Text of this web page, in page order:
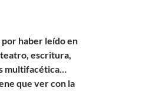
por haber leído en
escritura,
multifacética…
que ver con la